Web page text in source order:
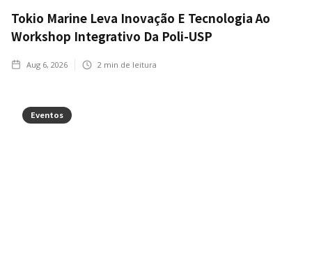
Tokio Marine Leva Inovação E Tecnologia Ao
Workshop Integrativo Da Poli-USP
Aug 6, 2026 2 min de leitura
Eventos